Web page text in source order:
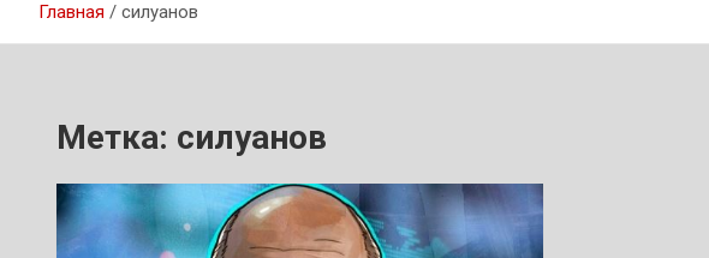
Главная силуанов
Метка: силуанов